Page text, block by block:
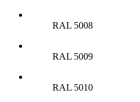
RAL 5008
RAL 5009
RAL 5010